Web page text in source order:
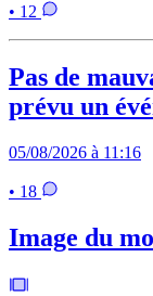
• 12
Pas de
prévu un
05/08/2026 à 11:16
• 18
Image du